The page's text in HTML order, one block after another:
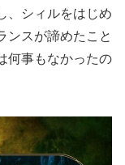
、シィルをはじめ
ンスが諦めたこと
何事もなかったの